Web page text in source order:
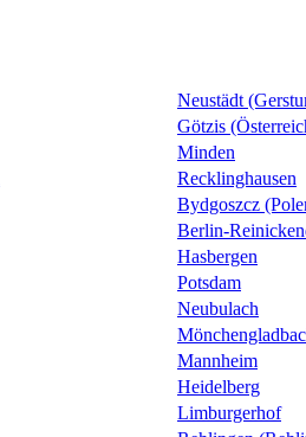
Neustädt
Götzis
Minden
Recklinghausen
Bydgoszcz
Berlin-
Hasbergen
Potsdam
Neubulach
Mannheim
Heidelberg
Limburgerhof